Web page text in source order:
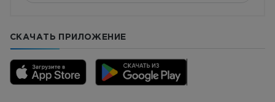
СКАЧАТЬ ПРИЛОЖЕНИЕ